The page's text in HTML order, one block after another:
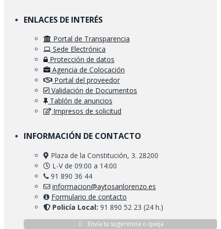
ENLACES DE INTERÉS
Portal de Transparencia
Sede Electrónica
Protección de datos
Agencia de Colocación
Portal del proveedor
Validación de Documentos
Tablón de anuncios
Impresos de solicitud
INFORMACIÓN DE CONTACTO
Plaza de la Constitución, 3. 28200
L-V de 09:00 a 14:00
91 890 36 44
informacion@aytosanlorenzo.es
Formulario de contacto
Policía Local: 91 890 52 23 (24 h.)
Envía tu sugerencia o queja